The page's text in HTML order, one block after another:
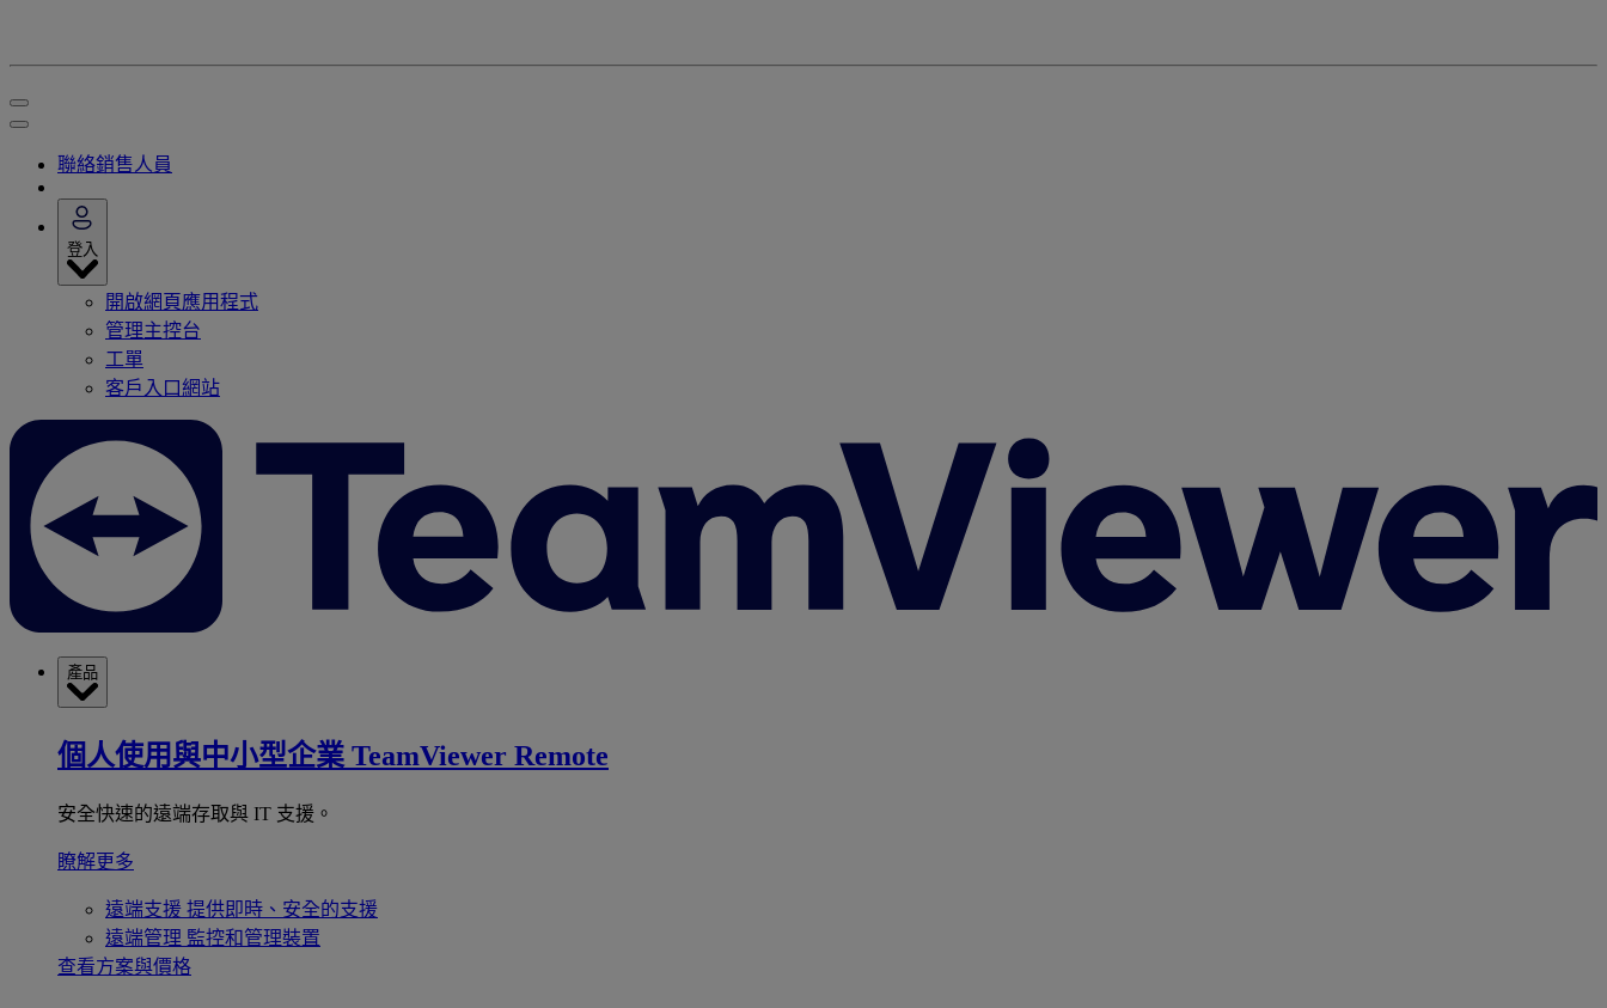
聯絡銷售人員
登入
開啟網頁應用程式
管理主控台
工單
客戶入口網站
產品
個人使用與中小型企業 TeamViewer Remote
安全快速的遠端存取與 IT 支援。
瞭解更多
遠端支援 提供即時、安全的支援
遠端管理 監控和管理裝置
查看方案與價格